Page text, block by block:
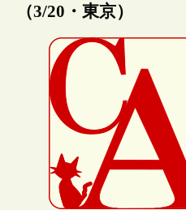
（3/20・東京）